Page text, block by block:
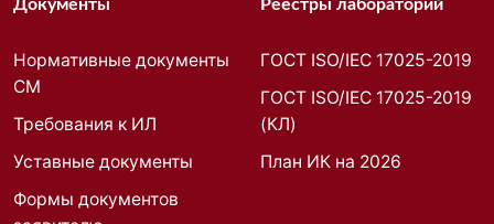
Документы
Нормативные документы
СМ
Требования к ИЛ
Уставные документы
Формы документов
Реестры лабораторий
ГОСТ ISO/IEC 17025-2019
ГОСТ ISO/IEC 17025-2019
(КЛ)
План ИК на 2026